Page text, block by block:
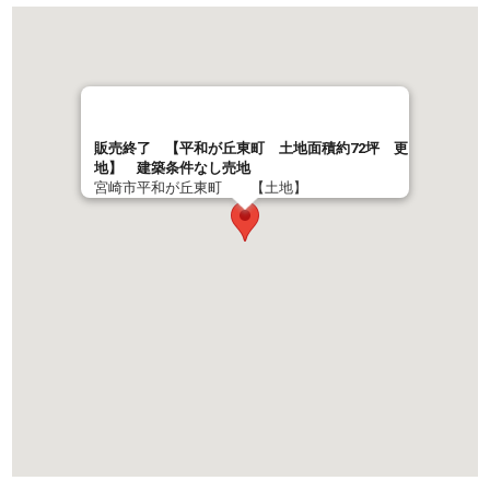
販売終了 【平和が丘東町 土地面積約72坪 更
地】 建築条件なし売地
宮崎市平和が丘東町 【土地】